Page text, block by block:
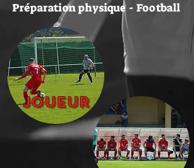
Préparation physique - Football
Joueur